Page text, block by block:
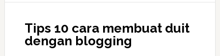
Jambu
Tips 10 cara membuat duit
dengan blogging